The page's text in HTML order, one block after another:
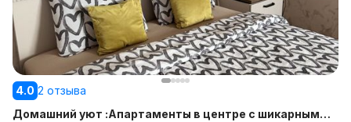
4.0 2 отзыва
Домашний уют :Апартаменты в центре с шикарным